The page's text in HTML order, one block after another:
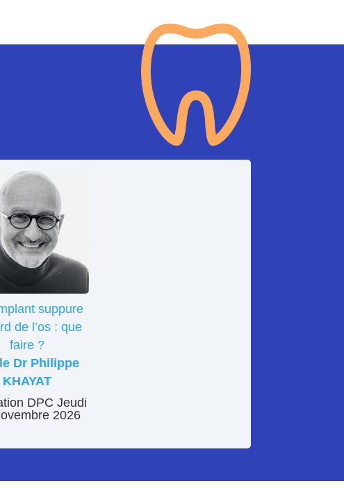
suppure
de l’os : que
faire ?
Dr Philippe
KHAYAT
DPC Jeudi
2026